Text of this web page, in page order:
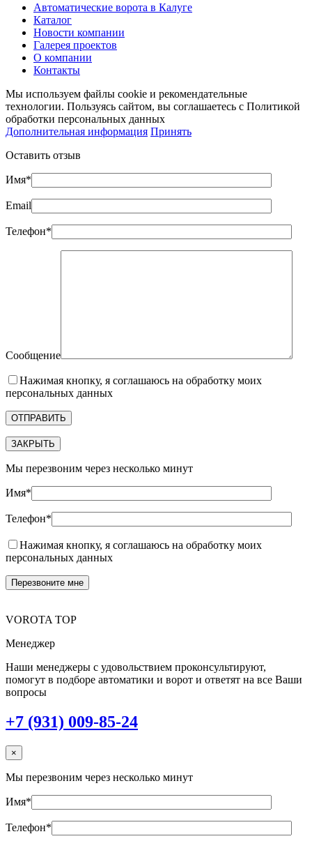
Автоматические ворота в Калуге
Каталог
Новости компании
Галерея проектов
О компании
Контакты
Мы используем файлы cookie и рекомендательные
технологии. Пользуясь сайтом, вы соглашаетесь с Политикой
обработки персональных данных
Дополнительная информация Принять
Оставить отзыв
Имя*
Email
Телефон*
Сообщение
Нажимая кнопку, я соглашаюсь на обработку моих
персональных данных
ЗАКРЫТЬ
Мы перезвоним через несколько минут
Имя*
Телефон*
Нажимая кнопку, я соглашаюсь на обработку моих
персональных данных
VOROTA TOP
Менеджер
Наши менеджеры с удовольствием проконсультируют,
помогут в подборе автоматики и ворот и ответят на все Ваши
вопросы
+7 (931) 009-85-24
×
Мы перезвоним через несколько минут
Имя*
Телефон*